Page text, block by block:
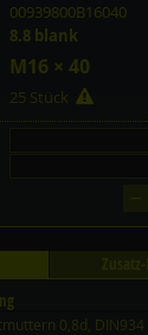
00939800B16040
8.8 blank
M16 × 40
25 Stück
0,8d,